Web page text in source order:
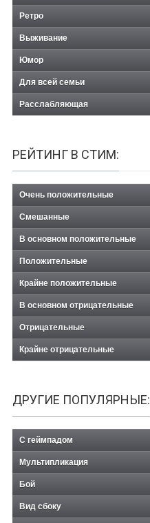
Ретро
Выживание
Юмор
Для всей семьи
Расслабляющая
РЕЙТИНГ В СТИМ:
Очень положительные
Смешанные
В основном положительные
Положительные
Крайне положительные
В основном отрицательные
Отрицательные
Крайне отрицательные
ДРУГИЕ ПОПУЛЯРНЫЕ:
С геймпадом
Мультипликация
Бой
Вид сбоку